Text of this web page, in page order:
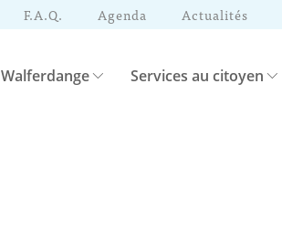
F.A.Q. Agenda Actualités
Walferdange Services au citoyen